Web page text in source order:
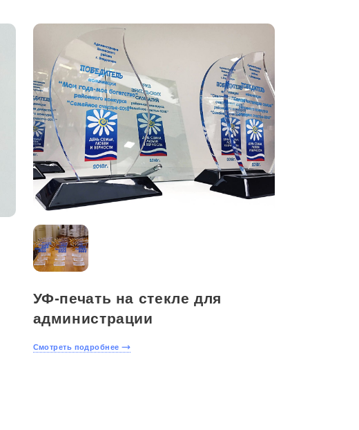
УФ-печать на стекле для
администрации
Смотреть подробнее